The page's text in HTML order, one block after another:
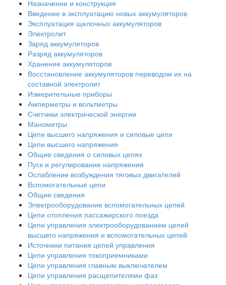
Назначение и конструкция
Введение в эксплуатацию новых аккумуляторов
Эксплуатация щелочных аккумуляторов
Электролит
Заряд аккумуляторов
Разряд аккумуляторов
Хранение аккумуляторов
Восстановление аккумуляторов переводом их на
составной электролит
Измерительные приборы
Амперметры и вольтметры
Счетчики электрической энергии
Манометры
Цепи высшего напряжения и силовые цепи
Цепи высшего напряжения
Общие сведения о силовых цепях
Пуск и регулирование напряжения
Ослабление возбуждения тяговых двигателей
Вспомогательные цепи
Общие сведения
Электрооборудование вспомогательных цепей
Цепи отопления пассажирского поезда
Цепи управления электрооборудованием цепей
высшего напряжения и вспомогательных цепей
Источники питания цепей управления
Цепи управления токоприемниками
Цепи управления главным выключателем
Цепи управления расщепителями фаз